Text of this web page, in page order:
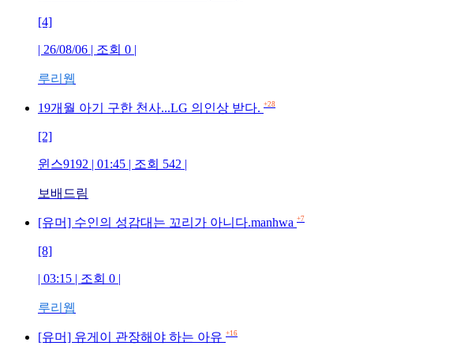
[4]
| 26/08/06 | 조회 0 |
루리웹
19개월 아기 구한 천사...LG 의인상 받다. +28
[2]
윈스9192 | 01:45 | 조회 542 |
보배드림
[유머] 수인의 성감대는 꼬리가 아니다.manhwa +7
[8]
| 03:15 | 조회 0 |
루리웹
[유머] 유게이 관장해야 하는 아유 +16